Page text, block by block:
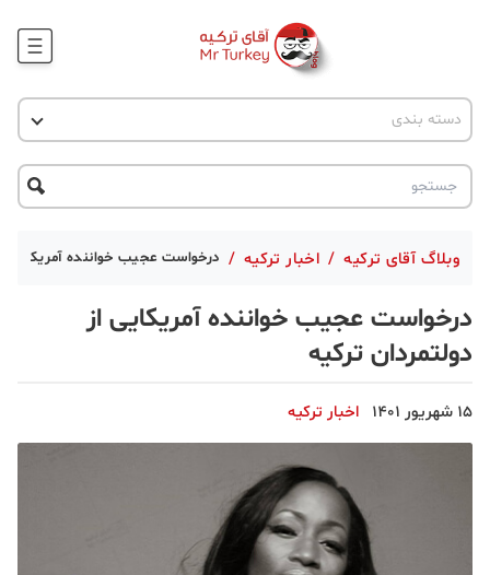
وبلاگ
جاذبه گردشگری
دسته بندی
اخبار ترکیه
پروژه ها
تحصیل در ترکیه
ترکیه گردی
حقوقی
وبلاگ آقای ترکیه / اخبار ترکیه / درخواست عجیب خواننده آمریکایی
درخواست عجیب خواننده آمریکایی از
دولتمردان ترکیه
15 شهریور 1401 اخبار ترکیه